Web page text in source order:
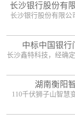
定贵单位为本
长沙银行股份有
长沙银行股份有限公
号：0646-
的中标人。包一采购
锁安全门；3、自
钢）；5、钢化玻璃自
行专
中标中国银行
长沙鑫特科技，经确
禁、指纹考勤、
湖南衡阳
110千伏狮子山智慧
术，是设备侧电力物